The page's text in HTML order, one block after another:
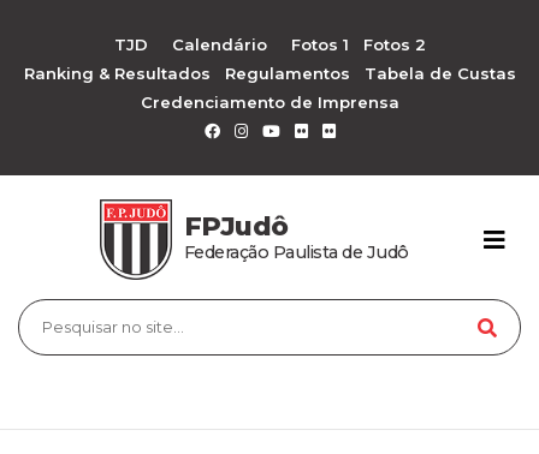
TJD Calendário Fotos 1
Fotos 2
Ranking & Resultados
Regulamentos
Tabela de Custas
Credenciamento de Imprensa
FPJudô
Federação Paulista de Judô